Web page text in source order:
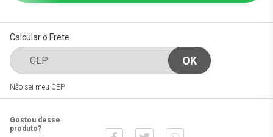
Calcular o Frete
Não sei meu CEP
Gostou desse
produto?